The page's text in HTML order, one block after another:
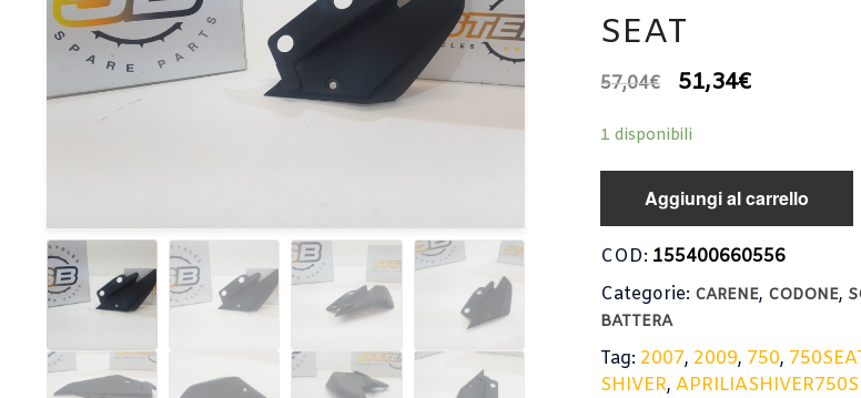
SEAT
57,04€ 51,34€
1 disponibili
Aggiungi al carrello
COD: 155400660556
Categorie: CARENE, CODONE,
BATTERA
Tag: 2007, 2009, 750,
SHIVER,